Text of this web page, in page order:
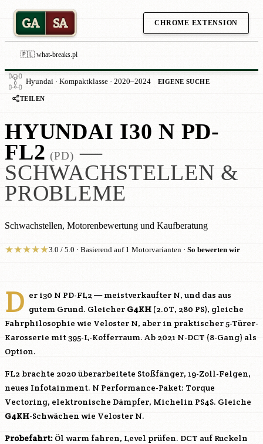
GA SA CHROME EXTENSION
🇵🇱 what-breaks.pl
Hyundai · Kompaktklasse · 2020–2024 EIGENE SUCHE
TEILEN
HYUNDAI I30 N PD-
FL2 (PD) —
SCHWACHSTELLEN &
PROBLEME
Schwachstellen, Motorenbewertung und Kaufberatung
★★★★★3.0 / 5.0 · Basierend auf 1 Motorvarianten · So bewerten wir
D er i30 N PD-FL2 — meistverkaufter N, und das aus
gutem Grund. Gleicher G4KH (2.0T, 280 PS), gleiche
Fahrphilosophie wie Veloster N, aber in praktischer 5-Türer-
Karosserie mit 395-L-Kofferraum. Ab 2021 N-DCT (8-Gang) als
Option.
FL2 brachte 2020 überarbeitete Stoßfänger, 19-Zoll-Felgen,
neues Infotainment. N Performance-Paket: Torque
Vectoring, elektronische Dämpfer, Michelin PS4S. Gleiche
G4KH-Schwächen wie Veloster N.
Probefahrt: Öl warm fahren, Level prüfen. DCT auf Ruckeln